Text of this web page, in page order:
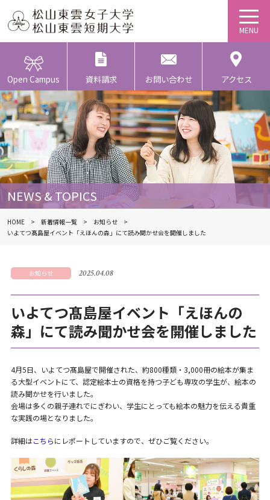
Open Campus 資料請求 お問い合わせ アクセス
NEWS & TOPICS
HOME 新着情報一覧
お知らせ
いよてつ髙島屋イベント「えほんの森」にて読み聞かせ会を開催しました
お知らせ 2025.04.08
いよてつ髙島屋イベント「えほんの
森」にて読み聞かせ会を開催しました
4月5日、いよてつ髙島屋で開催された、約800種類・3,000冊の絵本が集ま
る大型イベントにて、認定絵本士の資格を持つ子ども専攻の学生が、絵本の
読み聞かせを行いました。
会場は多くの親子連れでにぎわい、学生にとっても絵本の魅力を伝える貴重
な実践の場となりました。
詳細はこちらにレポートしていますので、ぜひご覧ください。